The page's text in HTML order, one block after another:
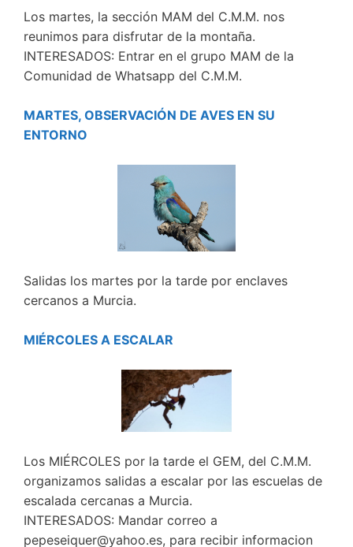
Los martes, la sección MAM del C.M.M. nos
reunimos para disfrutar de la montaña.
INTERESADOS: Entrar en el grupo MAM de la
Comunidad de Whatsapp del C.M.M.
MARTES, OBSERVACIÓN DE AVES EN SU
ENTORNO
Salidas los martes por la tarde por enclaves
cercanos a Murcia.
MIÉRCOLES A ESCALAR
Los MIÉRCOLES por la tarde el GEM, del C.M.M.
organizamos salidas a escalar por las escuelas de
escalada cercanas a Murcia.
INTERESADOS: Mandar correo a
pepeseiquer@yahoo.es, para recibir informacion